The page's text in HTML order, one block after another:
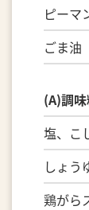
ピー
ご
(A)調
塩
し
鶏